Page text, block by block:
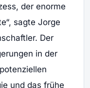
der enorme
sagte Jorge
Der
in der
und das frühe